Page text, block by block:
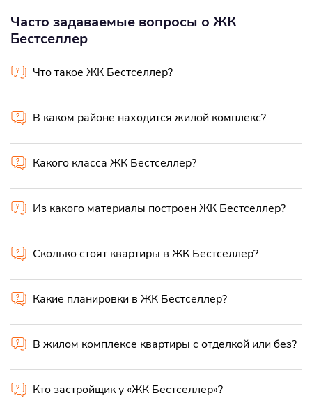
Часто задаваемые вопросы о ЖК
Бестселлер
Что такое ЖК Бестселлер?
В каком районе находится жилой комплекс?
Какого класса ЖК Бестселлер?
Из какого материалы построен ЖК Бестселлер?
Сколько стоят квартиры в ЖК Бестселлер?
Какие планировки в ЖК Бестселлер?
В жилом комплексе квартиры с отделкой или без?
Кто застройщик у «ЖК Бестселлер»?